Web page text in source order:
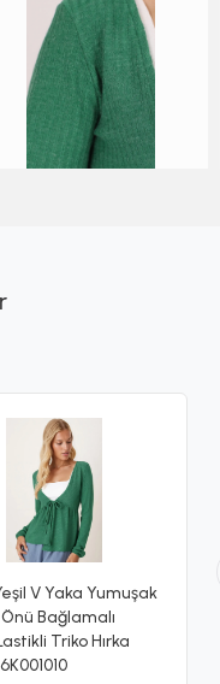
V Yaka Yumuşak
Bağlamalı
Triko Hırka